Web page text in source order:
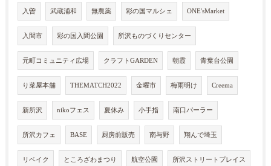
入曽 武蔵浦和 無農薬 彩の国マルシェ ONE'sMarket
入間市 彩の国入間公園 所沢ものづくりセンター
元町コミュニティ広場 クラフトGARDEN 朝霞 青葉台公園
り菜屋本舗 THEMATCH2022 金曜市 梅雨明け Creema
新所沢 nikoフェス 夏休み 小手指 南口パーラー
所沢カフェ BASE 厨房前販売 南与野 翔んで埼玉
リベイク ところざわまつり 航空公園 所沢ストリートプレイス